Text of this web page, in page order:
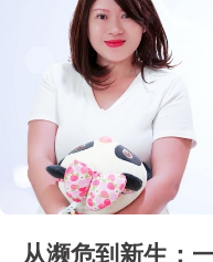
从濒危到新生：